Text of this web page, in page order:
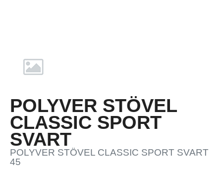
POLYVER STÖVEL
CLASSIC SPORT
SVART
POLYVER STÖVEL CLASSIC SPORT SVART
45